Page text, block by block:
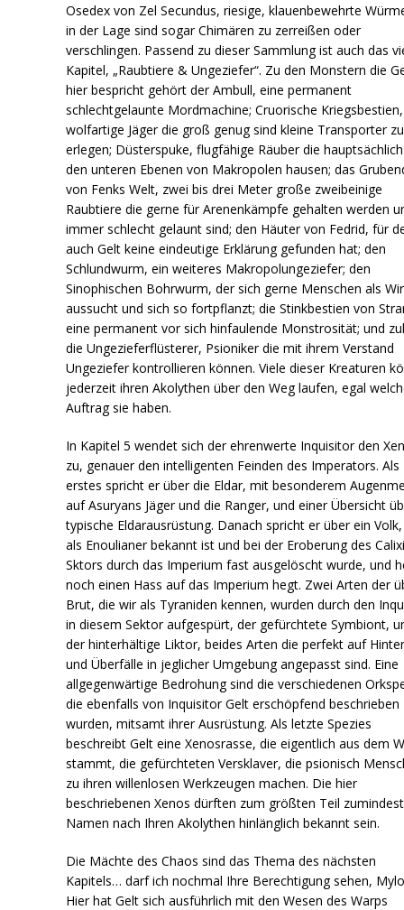
Osedex von Zel Secundus, riesige, klauenbewehrte
in der Lage sind sogar Chimären zu zerreißen oder
verschlingen. Passend zu dieser Sammlung ist auch das
Kapitel, „Raubtiere & Ungeziefer“. Zu den Monstern die
hier bespricht gehört der Ambull, eine permanent
schlechtgelaunte Mordmachine; Cruorische Kriegsbestien,
wolfartige Jäger die groß genug sind kleine Transporter zu
erlegen; Düsterspuke, flugfähige Räuber die
den unteren Ebenen von Makropolen hausen; das
von Fenks Welt, zwei bis drei Meter große zweibeinige
Raubtiere die gerne für Arenenkämpfe gehalten werden
immer schlecht gelaunt sind; den Häuter von Fedrid, für
auch Gelt keine eindeutige Erklärung gefunden hat; den
Schlundwurm, ein weiteres Makropolungeziefer; den
Sinophischen Bohrwurm, der sich gerne Menschen als
aussucht und sich so fortpflanzt; die Stinkbestien von
eine permanent vor sich hinfaulende Monstrosität; und
die Ungezieferflüsterer, Psioniker die mit ihrem Verstand
Ungeziefer kontrollieren können. Viele dieser Kreaturen
jederzeit ihren Akolythen über den Weg laufen, egal
Auftrag sie haben.
In Kapitel 5 wendet sich der ehrenwerte Inquisitor den
zu, genauer den intelligenten Feinden des Imperators. Als
erstes spricht er über die Eldar, mit besonderem
auf Asuryans Jäger und die Ranger, und einer Übersicht
typische Eldarausrüstung. Danach spricht er über ein
als Enoulianer bekannt ist und bei der Eroberung des
Sktors durch das Imperium fast ausgelöscht wurde, und
noch einen Hass auf das Imperium hegt. Zwei Arten der
Brut, die wir als Tyraniden kennen, wurden durch den
in diesem Sektor aufgespürt, der gefürchtete Symbiont,
der hinterhältige Liktor, beides Arten die perfekt auf
und Überfälle in jeglicher Umgebung angepasst sind. Eine
allgegenwärtige Bedrohung sind die verschiedenen
die ebenfalls von Inquisitor Gelt erschöpfend beschrieben
wurden, mitsamt ihrer Ausrüstung. Als letzte Spezies
beschreibt Gelt eine Xenosrasse, die eigentlich aus dem
stammt, die gefürchteten Versklaver, die psionisch
zu ihren willenlosen Werkzeugen machen. Die hier
beschriebenen Xenos dürften zum größten Teil
Namen nach Ihren Akolythen hinlänglich bekannt sein.
Die Mächte des Chaos sind das Thema des nächsten
Kapitels… darf ich nochmal Ihre Berechtigung sehen,
Hier hat Gelt sich ausführlich mit den Wesen des Warps